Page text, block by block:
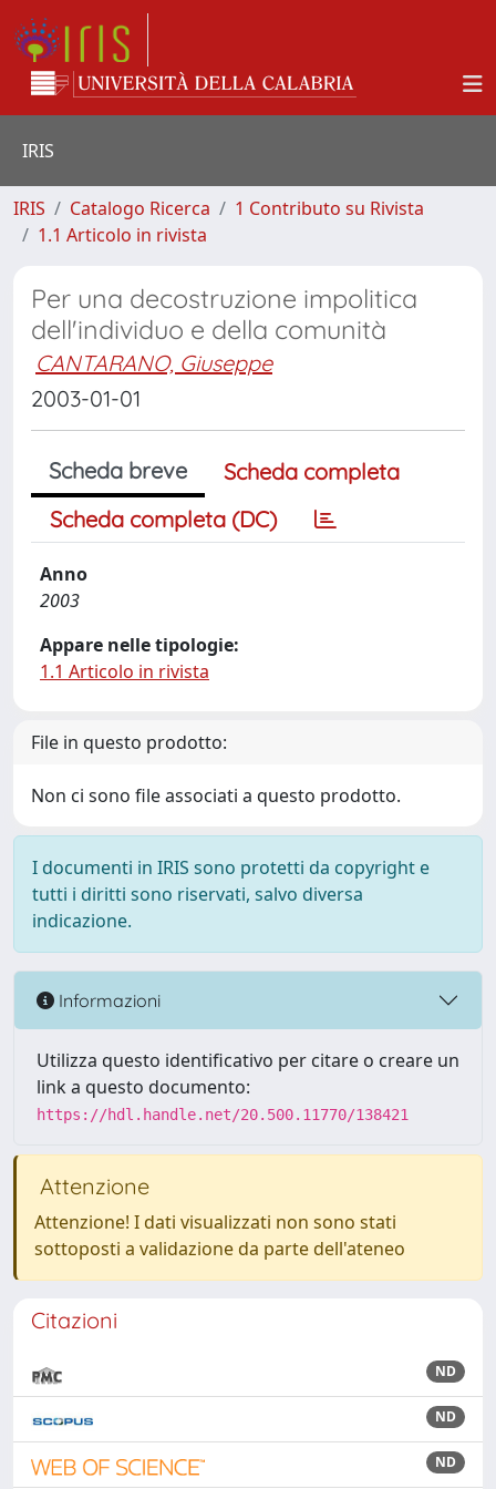
IRIS
IRIS Catalogo Ricerca
1 Contributo su Rivista
1.1 Articolo in rivista
Per una decostruzione impolitica
dell'individuo e della comunità
CANTARANO, Giuseppe
2003-01-01
Scheda breve
Scheda completa
Scheda completa (DC)
Anno
2003
Appare nelle tipologie:
1.1 Articolo in rivista
File in questo prodotto:
Non ci sono file associati a questo prodotto.
I documenti in IRIS sono protetti da copyright e
tutti i diritti sono riservati, salvo diversa
indicazione.
Informazioni
Utilizza questo identificativo per citare o creare un
link a questo documento:
https://hdl.handle.net/20.500.11770/138421
Attenzione
Attenzione! I dati visualizzati non sono stati
sottoposti a validazione da parte dell'ateneo
Citazioni
ND
ND
ND